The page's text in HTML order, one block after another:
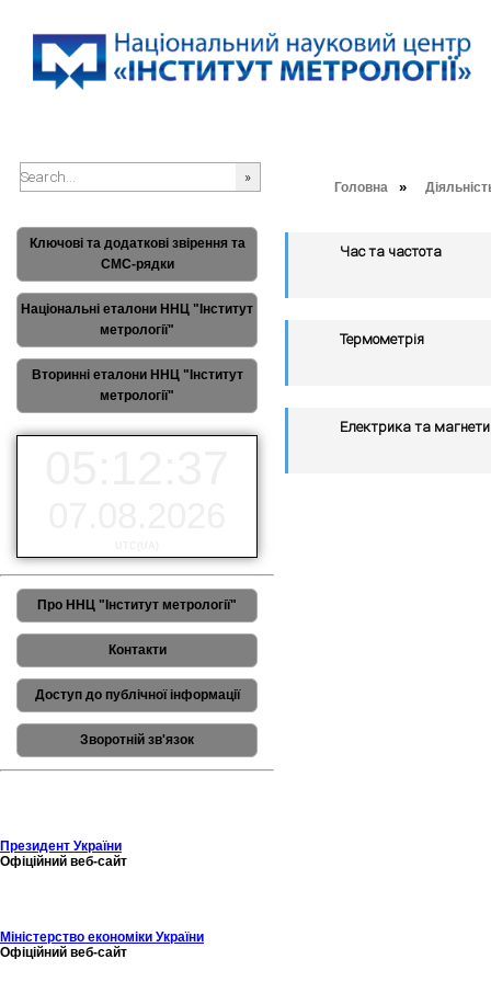
Головна »
Ключові та додаткові звірення та
СМС-рядки
Національні еталони ННЦ "Інститут
метрології"
Вторинні еталони ННЦ "Інститут
метрології"
Про ННЦ "Інститут метрології"
Контакти
Доступ до публічної інформації
Зворотній зв'язок
Президент України
Офіційний веб-сайт
Міністерство економіки України
Офіційний веб-сайт
Час та частота
Термометрія
Електрика та